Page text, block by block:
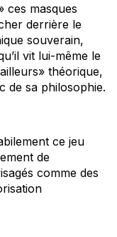
ces masques
derrière le
souverain,
vit lui-même le
théorique,
de sa philosophie.
ce jeu
de
comme des